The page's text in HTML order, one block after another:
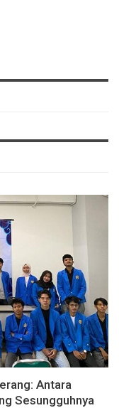
Antara
Sesungguhnya